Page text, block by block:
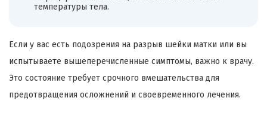
температуры тела.
Если у вас есть подозрения на разрыв шейки матки или вы
испытываете вышеперечисленные симптомы, важно к врачу.
Это состояние требует срочного вмешательства для
предотвращения осложнений и своевременного лечения.